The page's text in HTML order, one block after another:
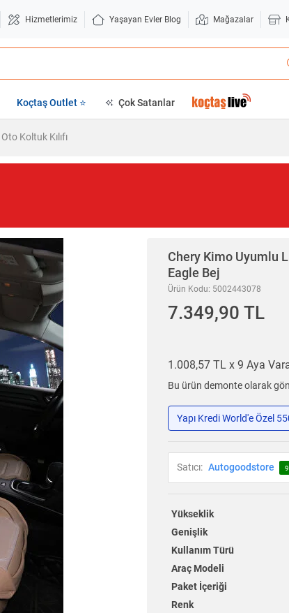
Hizmetlerimiz Yaşayan Evler Blog Mağazalar
Koçtaş Outlet ⭐ Çok Satanlar
Oto Koltuk Kılıfı
Chery Kimo Uyumlu
Eagle Bej
Ürün Kodu: 5002443078
7.349,90 TL
1.008,57 TL x 9 Aya
Bu ürün demonte olarak
Yapı Kredi World'e Özel
Satıcı: Autogoodstore
Yükseklik
Genişlik
Kullanım Türü
Araç Modeli
Paket İçeriği
Renk